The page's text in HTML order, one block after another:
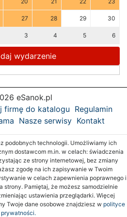
27 28 29 30
3 4 5 6
wydarzenie
eSanok.pl
firmę do katalogu Regulamin
Nasze serwisy Kontakt
podobnych technologii. Umożliwiamy ich
dostawcom m.in. w celach: świadczenia
ze strony internetowej, bez zmiany
zgodę na ich zapisywanie w Twoim
w celach zapewnienia poprawnego i
strony. Pamiętaj, że możesz samodzielnie
ustawienia przeglądarki. Więcej
Twoje dane osobowe znajdziesz w polityce
prywatności.